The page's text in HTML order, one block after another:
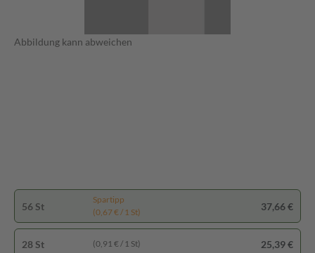
Abbildung kann abweichen
56 St
Spartipp
(0,67 € / 1 St)
37,66 €
28 St (0,91 € / 1 St) 25,39 €